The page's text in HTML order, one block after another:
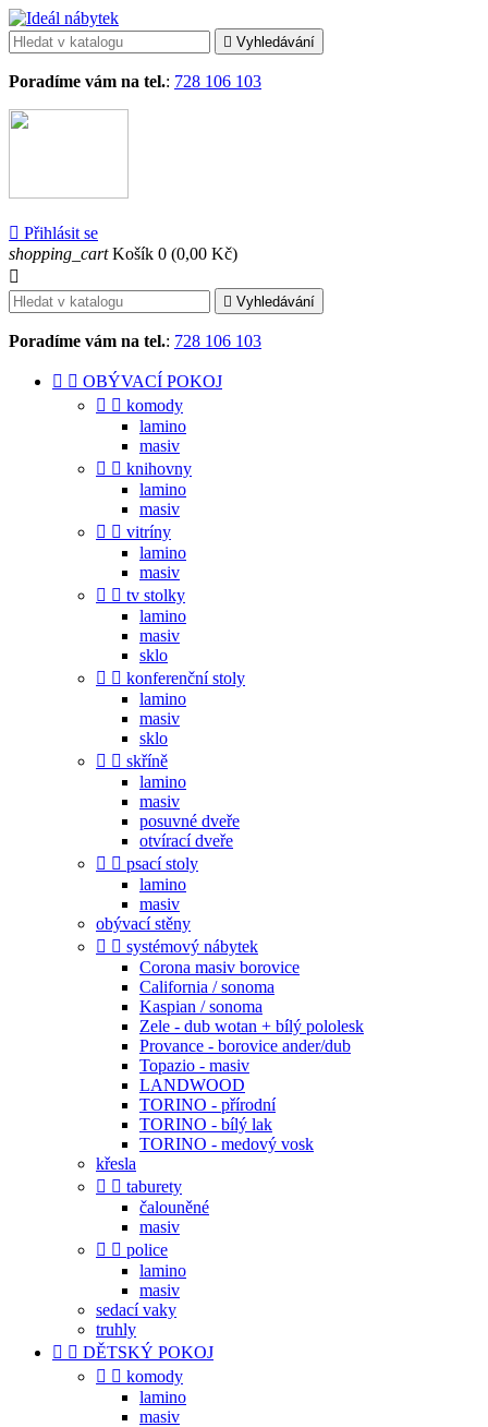
 Vyhledávání
Poradíme vám na tel.: 728 106 103
 Přihlásit se
shopping_cart Košík 0 (0,00 Kč)

 Vyhledávání
Poradíme vám na tel.: 728 106 103
  OBÝVACÍ POKOJ
  komody
lamino
masiv
  knihovny
lamino
masiv
  vitríny
lamino
masiv
  tv stolky
lamino
masiv
sklo
  konferenční stoly
lamino
masiv
sklo
  skříně
lamino
masiv
posuvné dveře
otvírací dveře
  psací stoly
lamino
masiv
obývací stěny
  systémový nábytek
Corona masiv borovice
California / sonoma
Kaspian / sonoma
Zele - dub wotan + bílý pololesk
Provance - borovice ander/dub
Topazio - masiv
LANDWOOD
TORINO - přírodní
TORINO - bílý lak
TORINO - medový vosk
křesla
  taburety
čalouněné
masiv
  police
lamino
masiv
sedací vaky
truhly
  DĚTSKÝ POKOJ
  komody
lamino
masiv